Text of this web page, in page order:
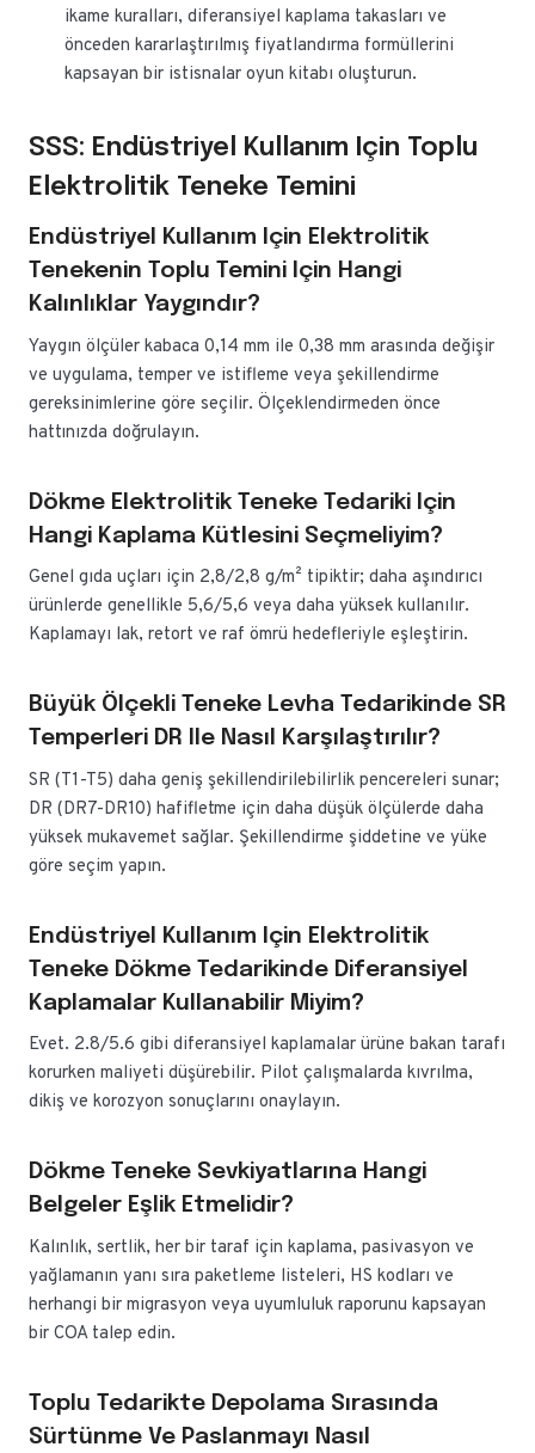
ikame kuralları, diferansiyel kaplama takasları ve
önceden kararlaştırılmış fiyatlandırma formüllerini
kapsayan bir istisnalar oyun kitabı oluşturun.
SSS: Endüstriyel Kullanım Için Toplu
Elektrolitik Teneke Temini
Endüstriyel Kullanım Için Elektrolitik
Tenekenin Toplu Temini Için Hangi
Kalınlıklar Yaygındır?
Yaygın ölçüler kabaca 0,14 mm ile 0,38 mm arasında değişir
ve uygulama, temper ve istifleme veya şekillendirme
gereksinimlerine göre seçilir. Ölçeklendirmeden önce
hattınızda doğrulayın.
Dökme Elektrolitik Teneke Tedariki Için
Hangi Kaplama Kütlesini Seçmeliyim?
Genel gıda uçları için 2,8/2,8 g/m² tipiktir; daha aşındırıcı
ürünlerde genellikle 5,6/5,6 veya daha yüksek kullanılır.
Kaplamayı lak, retort ve raf ömrü hedefleriyle eşleştirin.
Büyük Ölçekli Teneke Levha Tedarikinde SR
Temperleri DR Ile Nasıl Karşılaştırılır?
SR (T1-T5) daha geniş şekillendirilebilirlik pencereleri sunar;
DR (DR7-DR10) hafifletme için daha düşük ölçülerde daha
yüksek mukavemet sağlar. Şekillendirme şiddetine ve yüke
göre seçim yapın.
Endüstriyel Kullanım Için Elektrolitik
Teneke Dökme Tedarikinde Diferansiyel
Kaplamalar Kullanabilir Miyim?
Evet. 2.8/5.6 gibi diferansiyel kaplamalar ürüne bakan tarafı
korurken maliyeti düşürebilir. Pilot çalışmalarda kıvrılma,
dikiş ve korozyon sonuçlarını onaylayın.
Dökme Teneke Sevkiyatlarına Hangi
Belgeler Eşlik Etmelidir?
Kalınlık, sertlik, her bir taraf için kaplama, pasivasyon ve
yağlamanın yanı sıra paketleme listeleri, HS kodları ve
herhangi bir migrasyon veya uyumluluk raporunu kapsayan
bir COA talep edin.
Toplu Tedarikte Depolama Sırasında
Sürtünme Ve Paslanmayı Nasıl